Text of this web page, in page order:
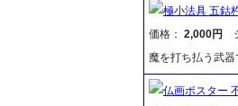
極小法具 五鈷
価格： 2,000円
魔を打ち払う武
仏画ポスター